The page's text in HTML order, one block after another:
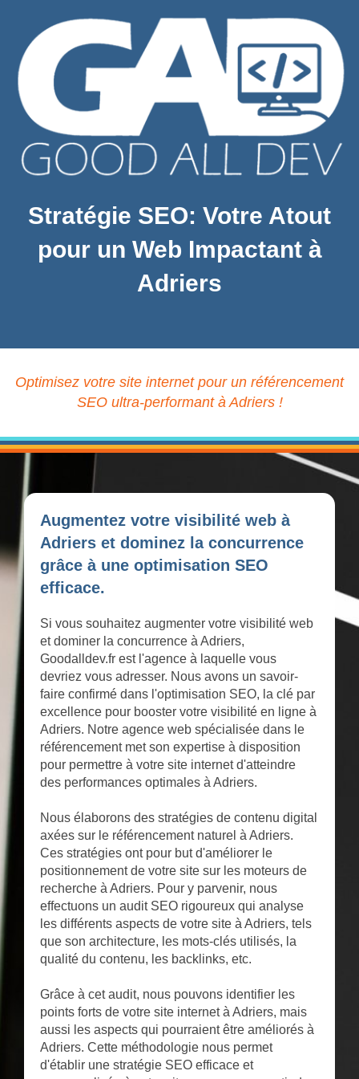
Stratégie SEO: Votre Atout
pour un Web Impactant à
Adriers
Optimisez votre site internet pour un référencement
SEO ultra-performant à Adriers !
Augmentez votre visibilité web à
Adriers et dominez la concurrence
grâce à une optimisation SEO
efficace.
Si vous souhaitez augmenter votre visibilité web
et dominer la concurrence à Adriers,
Goodalldev.fr est l'agence à laquelle vous
devriez vous adresser. Nous avons un savoir-
faire confirmé dans l'optimisation SEO, la clé par
excellence pour booster votre visibilité en ligne à
Adriers. Notre agence web spécialisée dans le
référencement met son expertise à disposition
pour permettre à votre site internet d'atteindre
des performances optimales à Adriers.
Nous élaborons des stratégies de contenu digital
axées sur le référencement naturel à Adriers.
Ces stratégies ont pour but d'améliorer le
positionnement de votre site sur les moteurs de
recherche à Adriers. Pour y parvenir, nous
effectuons un audit SEO rigoureux qui analyse
les différents aspects de votre site à Adriers, tels
que son architecture, les mots-clés utilisés, la
qualité du contenu, les backlinks, etc.
Grâce à cet audit, nous pouvons identifier les
points forts de votre site internet à Adriers, mais
aussi les aspects qui pourraient être améliorés à
Adriers. Cette méthodologie nous permet
d'établir une stratégie SEO efficace et